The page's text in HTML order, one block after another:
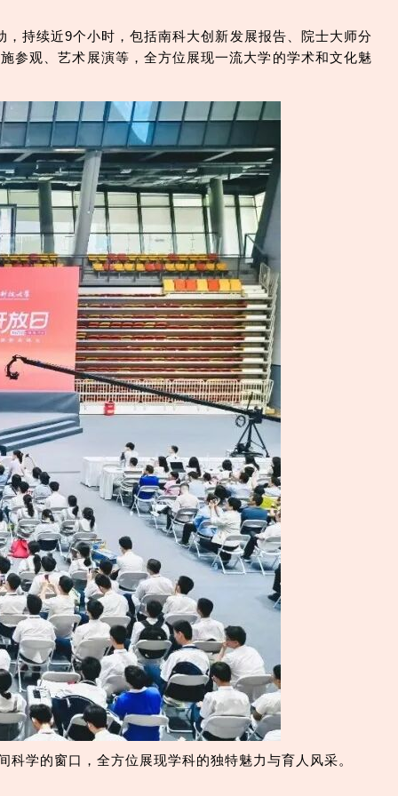
持续近9个小时，包括南科大创新发展报告、院士大师分
参观、艺术展演等，全方位展现一流大学的学术和文化魅
学的窗口，全方位展现学科的独特魅力与育人风采。